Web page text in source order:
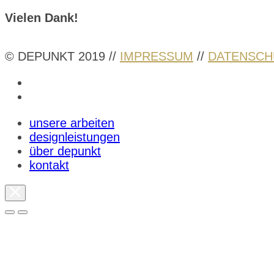
Vielen Dank!
© DEPUNKT 2019 // IMPRESSUM //
unsere arbeiten
designleistungen
über depunkt
kontakt